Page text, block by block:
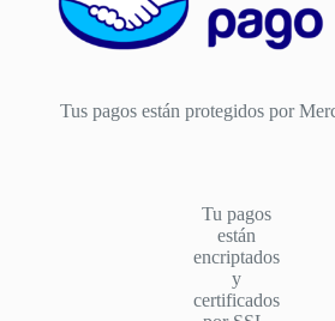
Tus pagos están protegidos por
Tu pagos
están
encriptados
y
certificados